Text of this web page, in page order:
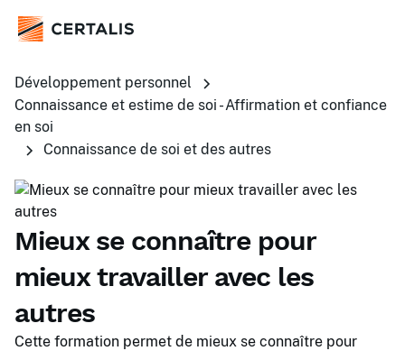
Développement personnel
Connaissance et estime de soi - Affirmation et confiance
en soi
Connaissance de soi et des autres
Mieux se connaître pour
mieux travailler avec les
autres
Cette formation permet de mieux se connaître pour